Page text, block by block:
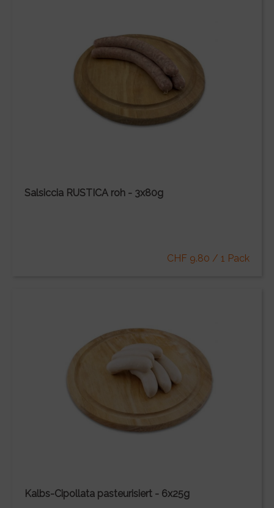
Salsiccia RUSTICA roh - 3x80g
CHF 9.80 / 1 Pack
Kalbs-Cipollata pasteurisiert - 6x25g